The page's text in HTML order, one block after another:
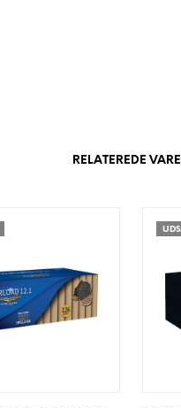
RELATEREDE